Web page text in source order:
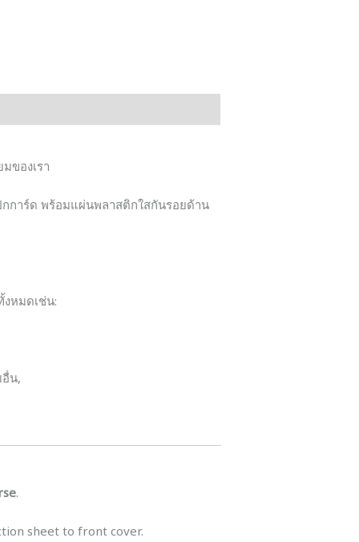
ของเรา
การ์ด พร้อมแผ่นพลาสติกใสกันรอยด้าน
หมดเช่น:
น,
.
sheet to front cover.